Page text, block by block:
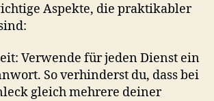
Aspekte, die praktikabler
Verwende für jeden Dienst ein
So verhinderst du, dass bei
gleich mehrere deiner